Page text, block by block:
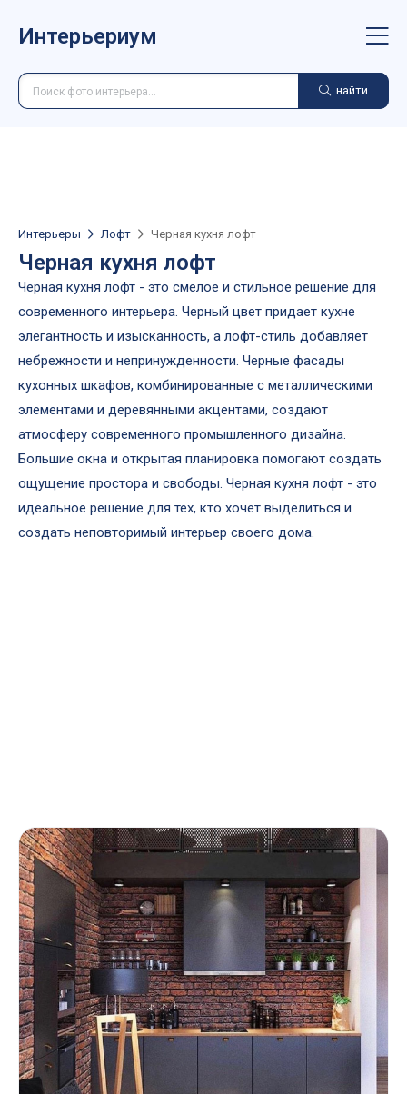
Интерьериум
найти
Интерьеры Лофт Черная кухня лофт
Черная кухня лофт
Черная кухня лофт - это смелое и стильное решение для
современного интерьера. Черный цвет придает кухне
элегантность и изысканность, а лофт-стиль добавляет
небрежности и непринужденности. Черные фасады
кухонных шкафов, комбинированные с металлическими
элементами и деревянными акцентами, создают
атмосферу современного промышленного дизайна.
Большие окна и открытая планировка помогают создать
ощущение простора и свободы. Черная кухня лофт - это
идеальное решение для тех, кто хочет выделиться и
создать неповторимый интерьер своего дома.